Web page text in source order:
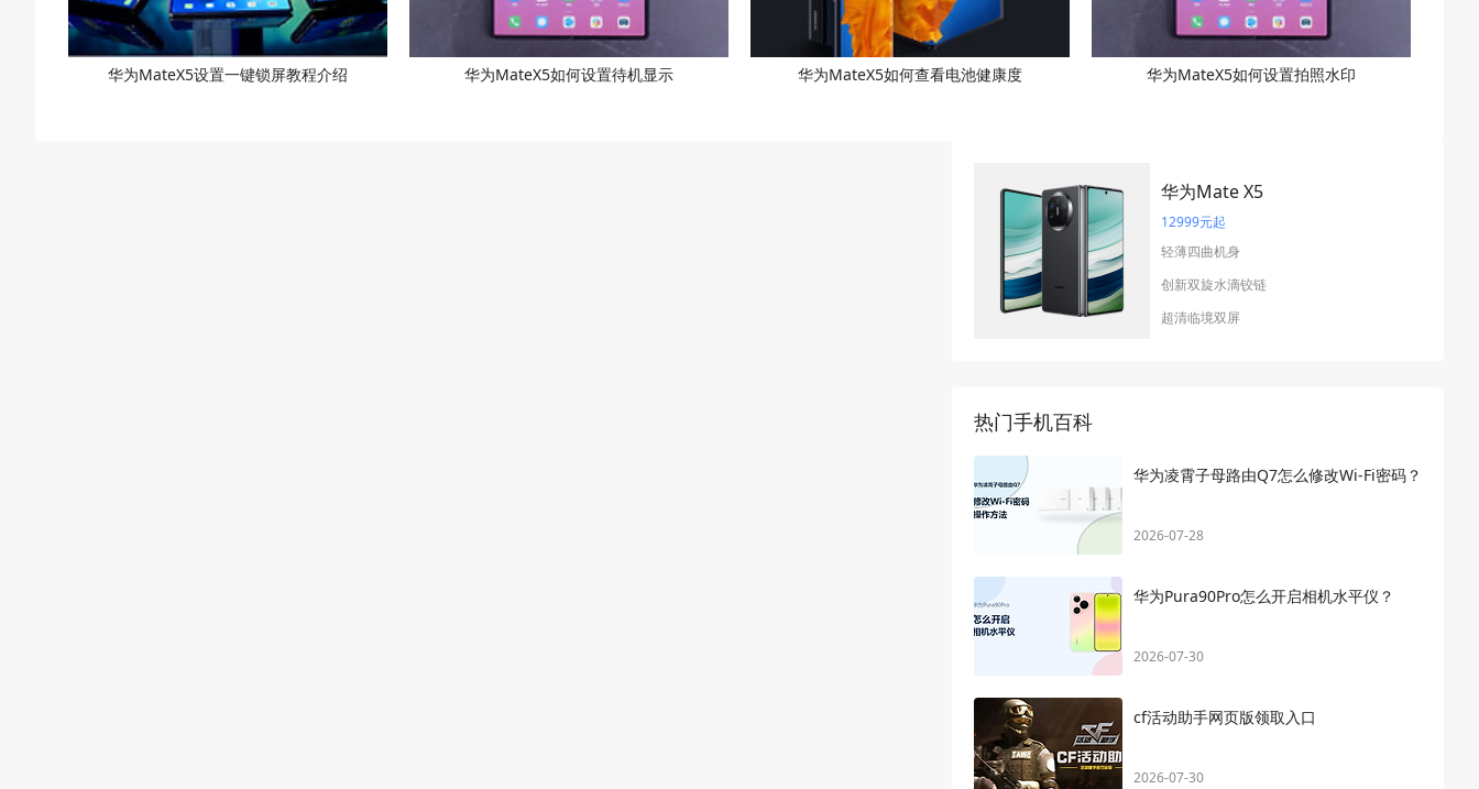
华为MateX5设置一键锁屏教程介绍 华为MateX5如何设置待机显示 华为MateX5如何查看电池健康度 华为MateX5如何设置拍照水印
华为Mate X5
12999元起
轻薄四曲机身
创新双旋水滴铰链
超清临境双屏
热门手机百科
华为凌霄子母路由Q7怎么修改Wi-Fi密码？
2026-07-28
华为Pura90Pro怎么开启相机水平仪？
2026-07-30
cf活动助手网页版领取入口
2026-07-30